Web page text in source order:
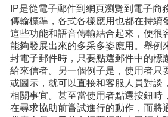
IP是從電子郵件到網頁瀏覽到電子商
傳輸標準，各式各樣應用也都在持續
這些功能和語音傳輸結合起來，便很
能夠發展出來的多采多姿應用。舉例
封電子郵件時，只要點選郵件中的標
給來信者。另一個例子是，使用者只
或圖示，就可以直接和客服人員對談
相關事宜。甚至當使用者點選按鈕時
在尋求協助前嘗試進行的動作，而將